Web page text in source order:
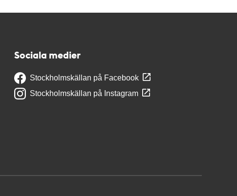
Sociala medier
Stockholmskällan på Facebook
Stockholmskällan på Instagram